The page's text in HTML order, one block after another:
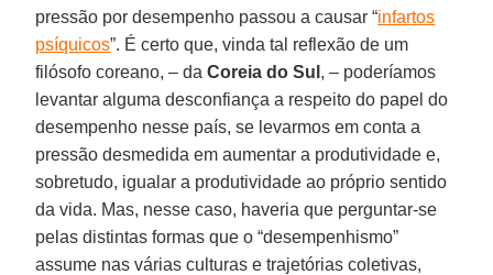
pressão por desempenho passou a causar “infartos
psíquicos”. É certo que, vinda tal reflexão de um
filósofo coreano, – daCoreia do Sul , – poderíamos
levantar alguma desconfiança a respeito do papel do
desempenho nesse país, se levarmos em conta a
pressão desmedida em aumentar a produtividade e,
sobretudo, igualar a produtividade ao próprio sentido
da vida. Mas, nesse caso, haveria que perguntar-se
pelas distintas formas que o “desempenhismo”
assume nas várias culturas e trajetórias coletivas,